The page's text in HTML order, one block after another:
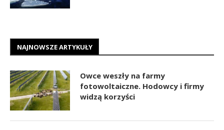
NAJNOWSZE ARTYKUŁY
Owce weszły na farmy
fotowoltaiczne. Hodowcy i firmy
widzą korzyści